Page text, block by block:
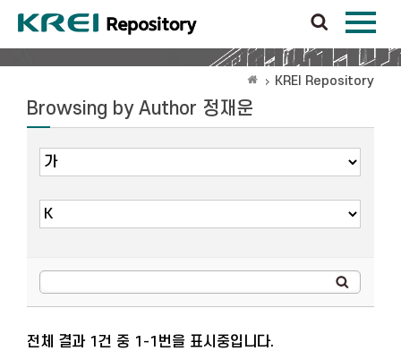
KREI Repository
Browsing by Author 정재운
전체 결과 1건 중 1-1번을 표시중입니다.